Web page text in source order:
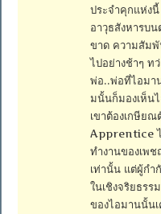
ประจำคุกแห่ง
อาวุธสังหารบ
ขาด ความสัม
ไปอย่างช้าๆ ท
พ่อ..พ่อที่ไอมา
มนั้นก็มองเห็น
เขาต้องเกษีย
Apprentice ไ
ทำงานของเพ
เท่านั้น แต่ผู้กำ
ในเชิงจริยธรร
ของไอมานนั้น